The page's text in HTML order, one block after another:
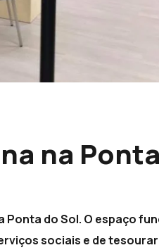
na
Ponta do Sol. O espaço
sociais e de